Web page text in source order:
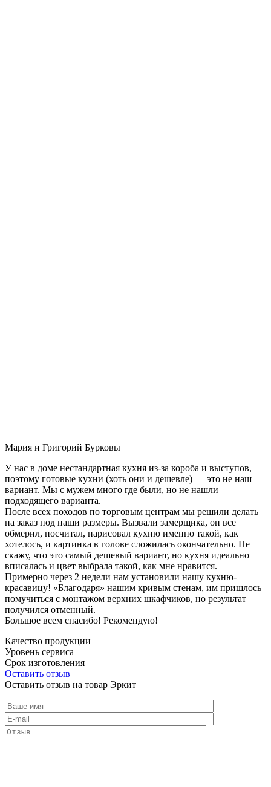
Мария и Григорий Бурковы
У нас в доме нестандартная кухня из-за короба и выступов,
поэтому готовые кухни (хоть они и дешевле) — это не наш
вариант. Мы с мужем много где были, но не нашли
подходящего варианта.
После всех походов по торговым центрам мы решили делать
на заказ под наши размеры. Вызвали замерщика, он все
обмерил, посчитал, нарисовал кухню именно такой, как
хотелось, и картинка в голове сложилась окончательно. Не
скажу, что это самый дешевый вариант, но кухня идеально
вписалась и цвет выбрала такой, как мне нравится.
Примерно через 2 недели нам установили нашу кухню-
красавицу! «Благодаря» нашим кривым стенам, им пришлось
помучиться с монтажом верхних шкафчиков, но результат
получился отменный.
Большое всем спасибо! Рекомендую!
Качество продукции
Уровень сервиса
Срок изготовления
Оставить отзыв
Оставить отзыв на товар Эркит